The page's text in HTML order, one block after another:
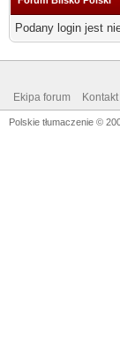
Podany login jest
Ekipa forum Kontakt
Polskie tłumaczenie ©